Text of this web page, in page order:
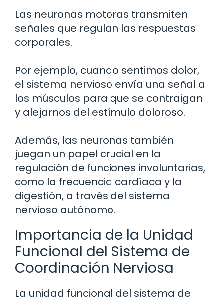
Las neuronas motoras transmiten
señales que regulan las respuestas
corporales.
Por ejemplo, cuando sentimos dolor,
el sistema nervioso envía una señal a
los músculos para que se contraigan
y alejarnos del estímulo doloroso.
Además, las neuronas también
juegan un papel crucial en la
regulación de funciones involuntarias,
como la frecuencia cardíaca y la
digestión, a través del sistema
nervioso autónomo.
Importancia de la Unidad
Funcional del Sistema de
Coordinación Nerviosa
La unidad funcional del sistema de